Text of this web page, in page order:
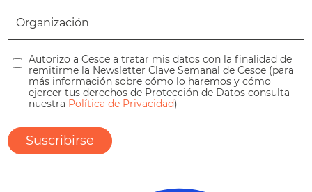
Autorizo a Cesce a tratar mis datos con la finalidad de
remitirme la Newsletter Clave Semanal de Cesce (para
más información sobre cómo lo haremos y cómo
ejercer tus derechos de Protección de Datos consulta
nuestra Política de Privacidad)